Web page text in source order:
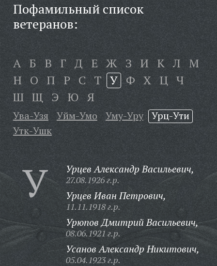
Пофамильный список
ветеранов:
А Б В Г Д Е Ж З И К Л М
Н О П Р С Т У Ф Х Ц Ч
Ш Щ Э Ю Я
Ува-Узя Уйм-Умо Уму-Уру
Урц-Ути
Утк-Ушк
У Урцев Александр Васильевич,
27.08.1926 г.р.
Урцев Иван Петрович,
11.11.1918 г.р.
Урюпов Дмитрий Васильевич,
08.06.1921 г.р.
Усанов Александр Никитович,
05.04.1923 г.р.